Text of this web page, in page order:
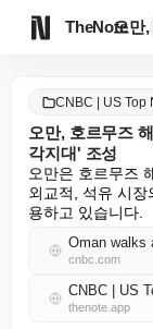
TheNote
CNBC | US Top
오만, 호르무즈
각지대' 조성
오만은 호르무즈
외교적, 석유 시
용하고 있습니다.
cnbc.com
CNBC | US
thenote.app